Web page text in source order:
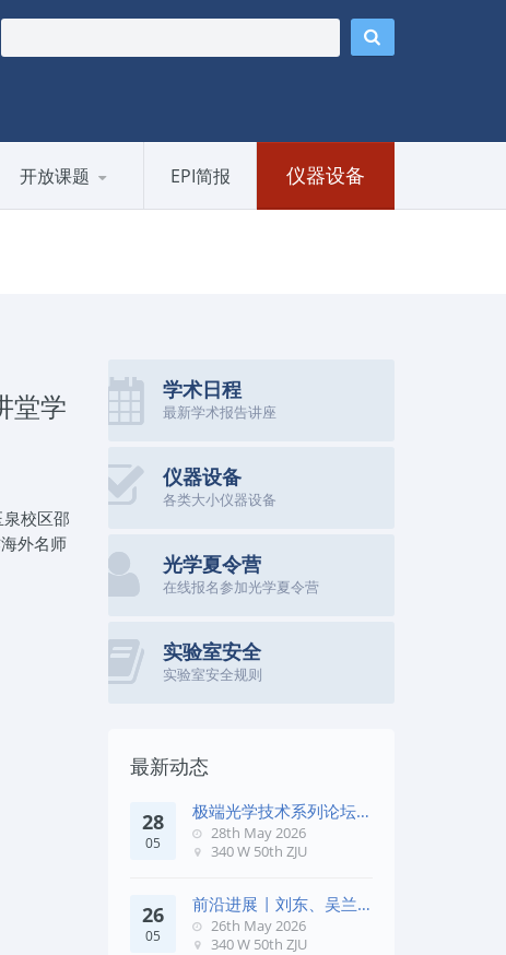
开放课题 EPI简报 仪器设备
堂学
校区邵
外名师
学术日程
最新学术报告讲座
仪器设备
各类大小仪器设备
光学夏令营
在线报名参加光学夏令营
实验室安全
实验室安全规则
最新动态
28
05
极端光学技术系列论坛第
五十七期
28th May 2026
340 W 50th ZJU
26
05
前沿进展 | 刘东、吴兰
团队在《Remote Sens. E
26th May 2026
340 W 50th ZJU